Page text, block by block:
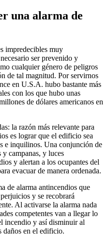
una alarma de
impredecibles muy
ser prevenido y
cualquier género de peligros
de tal magnitud. Por servirnos
en U.S.A. hubo bastante más
con los que hubo unas
de dólares americanos en
la razón más relevante para
es lograr que el edificio sea
e inquilinos. Una conjunción de
y campanas, y luces
y alertan a los ocupantes del
evacuar de manera ordenada.
de alarma antincendios que
y se recobrará
Al activarse la alarma nada
competentes van a llegar lo
incendio y así disminuir al
daños en el edificio.